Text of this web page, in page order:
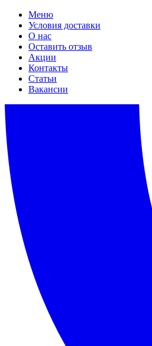
Меню
Условия доставки
О нас
Оставить отзыв
Акции
Контакты
Статьи
Вакансии